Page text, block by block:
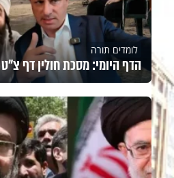
לומדים תורה
הדף היומי: מסכת חולין דף צ"ט